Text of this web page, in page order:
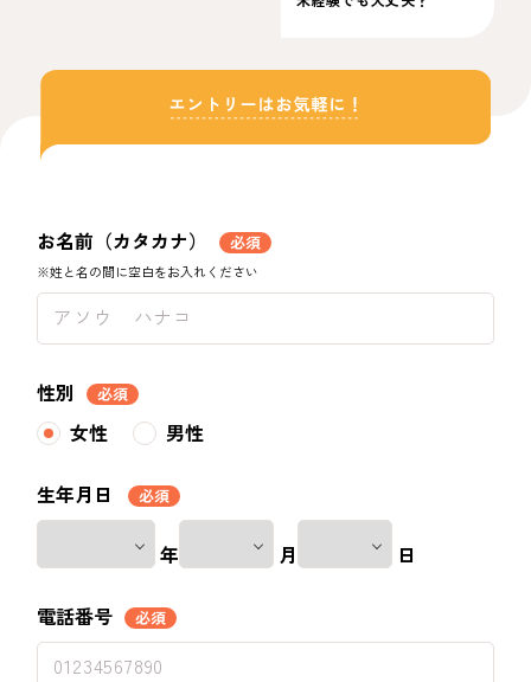
お名前（カタカナ） 必須
※姓と名の間に空白をお入れください
性別 必須
女性 男性
生年月日 必須
年 月 日
電話番号 必須